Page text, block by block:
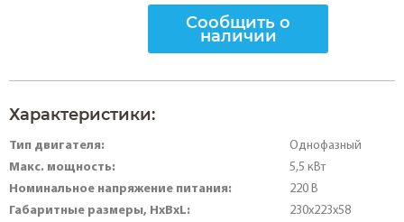
Сообщить о
наличии
Характеристики:
Тип двигателя: Однофазный
Макс. мощность: 5,5 кВт
Номинальное напряжение питания: 220 В
Габаритные размеры, HхBхL: 230х223х58